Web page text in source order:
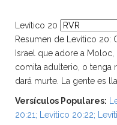
Levítico 20
Resumen de Levítico 20:
Israel que adore a
comita adulterio, o tenga
dará murte. La gente es
Versículos Populares:
20:21; Levítico 20:22;